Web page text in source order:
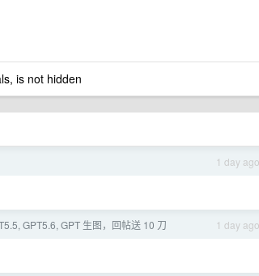
is not hidden
1 day ago
1 day ago
GPT5.6, GPT 生图，回帖送 10 刀